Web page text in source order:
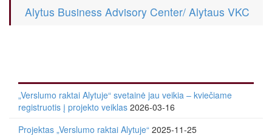
Alytus Business Advisory Center/ Alytaus VKC
„Verslumo raktai Alytuje“ svetainė jau veikia – kviečiame
registruotis į projekto veiklas 2026-03-16
Projektas „Verslumo raktai Alytuje“ 2025-11-25